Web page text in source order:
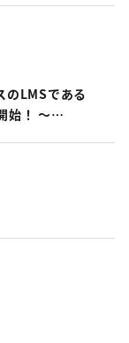
のLMSである
始！ ～